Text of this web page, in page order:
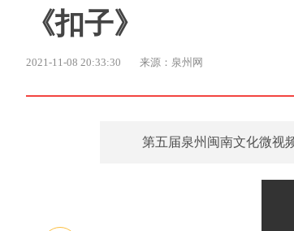
《扣子》
2021-11-08 20:33:30 来源：泉州网
第五届泉州闽南文化微视